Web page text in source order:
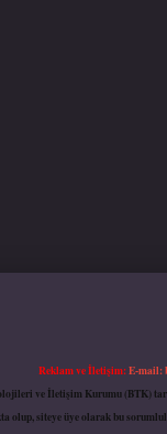
Reklam ve İletişim:E-mail:
ve İletişim Kurumu (BTK)
siteye üye olarak bu